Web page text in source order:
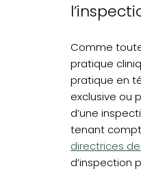
Comme
pratique
pratique en
exclusive ou
d’une
tenant
directrices
d’inspection